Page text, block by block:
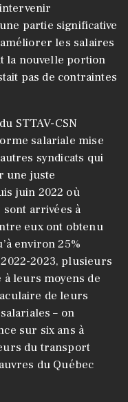
partie significative
les salaires
la nouvelle portion
pas de contraintes
STTAV-CSN
salariale mise
syndicats qui
une juste
juin 2022 où
arrivées à
eux ont obtenu
environ 25%
2023, plusieurs
leurs moyens de
de leurs
– on
sur six ans à
du transport
du Québec